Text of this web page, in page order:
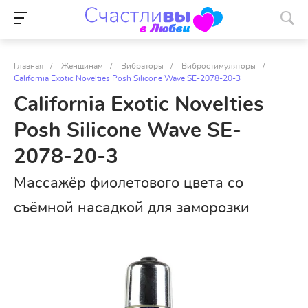
Главная / Женщинам / Вибраторы / Вибростимуляторы
/
California Exotic Novelties Posh Silicone Wave SE-2078-20-3
California Exotic Novelties
Posh Silicone Wave SE-
2078-20-3
Массажёр фиолетового цвета со
съёмной насадкой для заморозки